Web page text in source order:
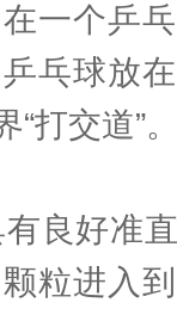
一个乒
乓球放
“打交道”
良好准
粒进入